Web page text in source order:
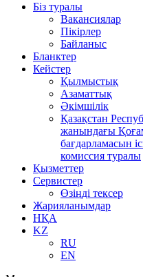
Біз туралы
Вакансиялар
Пікірлер
Байланыс
Бланктер
Кейстер
Қылмыстық
Азаматтық
Әкімшілік
Қазақстан
жанындағы
бағдарламасын
комиссия туралы
Қызметтер
Сервистер
Өзіңді тексер
Жарияланымдар
НҚА
KZ
RU
EN